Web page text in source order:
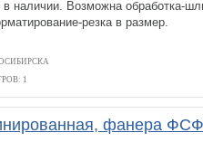
наличии. Возможна обработка-
резка в размер.
1
фанера